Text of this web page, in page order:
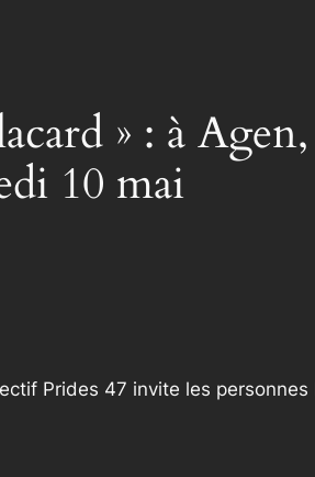
» : à
10 mai
Prides 47 invite les personnes